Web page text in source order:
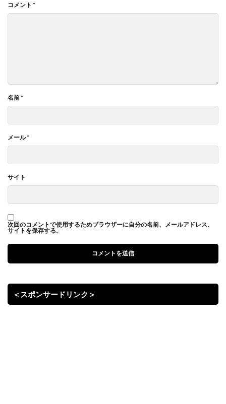
コメント *
名前*
メール*
サイト
次回のコメントで使用するためブラウザーに自分の名前、メールアドレス、
サイトを保存する。
＜スポンサードリンク＞